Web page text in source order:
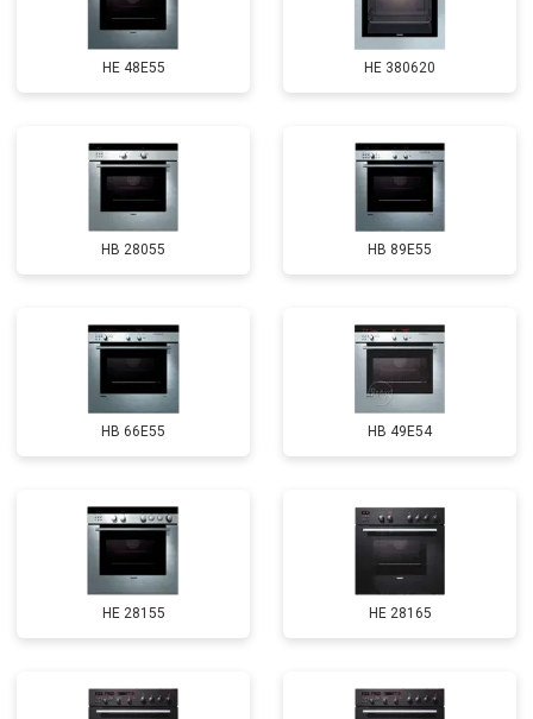
HE 48E55 HE 380620
HB 28055 HB 89E55
HB 66E55 HB 49E54
HE 28155 HE 28165